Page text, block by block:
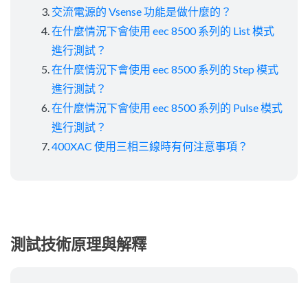
交流電源的 Vsense 功能是做什麼的？
在什麼情況下會使用 eec 8500 系列的 List 模式
進行測試？
在什麼情況下會使用 eec 8500 系列的 Step 模式
進行測試？
在什麼情況下會使用 eec 8500 系列的 Pulse 模式
進行測試？
400XAC 使用三相三線時有何注意事項？
測試技術原理與解釋